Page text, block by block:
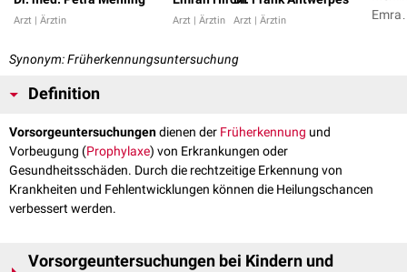
Arzt | Ärztin Arzt | Ärztin Arzt | Ärztin
Synonym: Früherkennungsuntersuchung
Definition
Vorsorgeuntersuchungendienen der Früherkennung und
Vorbeugung (Prophylaxe) von Erkrankungen oder
Gesundheitsschäden. Durch die rechtzeitige Erkennung von
Krankheiten und Fehlentwicklungen können die Heilungschancen
verbessert werden.
Vorsorgeuntersuchungen bei Kindern und